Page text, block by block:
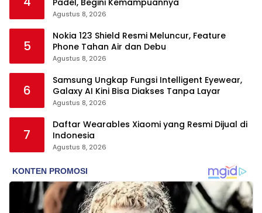
Agustus 8, 2026
5
Nokia 123 Shield Resmi Meluncur, Feature
Phone Tahan Air dan Debu
Agustus 8, 2026
6
Samsung Ungkap Fungsi Intelligent Eyewear,
Galaxy AI Kini Bisa Diakses Tanpa Layar
Agustus 8, 2026
7
Daftar Wearables Xiaomi yang Resmi Dijual di
Indonesia
Agustus 8, 2026